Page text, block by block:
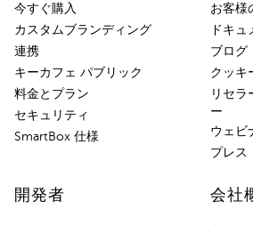
今すぐ購入
カスタムブランディング
連携
キーカフェ パブリック
料金とプラン
セキュリティ
SmartBox 仕様
お客様
ドキュ
ブログ
クッキ
リセラ
ー
ウェビ
プレス
開発者 会社